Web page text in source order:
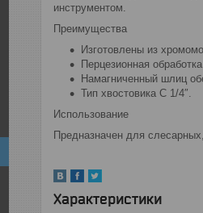
инструментом.
Преимущества
Изготовлены из
Перцезионная
Hамагниченный шлиц
Тип хвостовика C 1/4″.
Использование
Предназначен для
Характеристики